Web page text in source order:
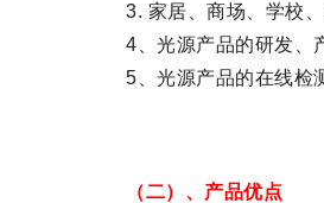
3. 家居、商场、学校
4、光源产品的研发、
5、光源产品的在线检
（二）、产品优点